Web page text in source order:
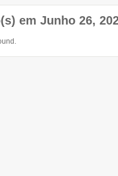
em Junho 26,